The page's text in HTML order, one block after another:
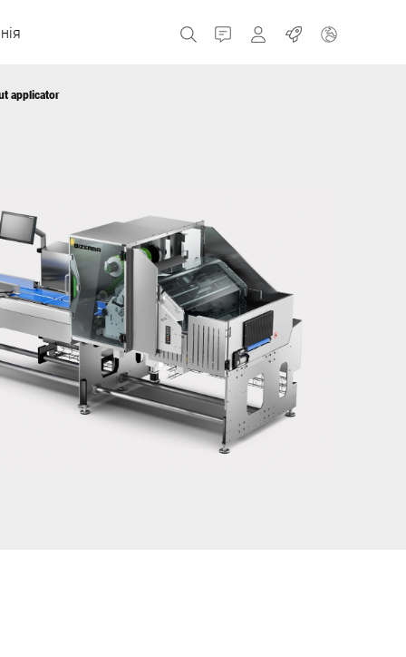
КонтактMyBizerba
Робота
Греція
Нідерланди
Росія
Іспанія
Україна
applicator